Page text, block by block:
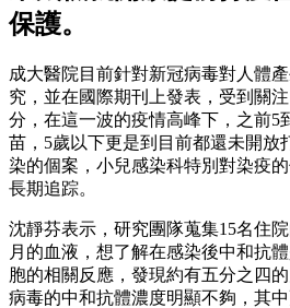
保護。
成大醫院目前針對新冠病毒對人體
究，並在國際期刊上發表，受到關
分，在這一波的疫情高峰下，之前5
苗，5歲以下更是到目前都還未開放
染的個案，小兒感染科特別對染疫
長期追踪。
沈靜芬表示，研究團隊蒐集15名住
月的血液，想了解在感染後中和抗
胞的相關反應，發現約有五分之四
病毒的中和抗體濃度明顯不夠，其